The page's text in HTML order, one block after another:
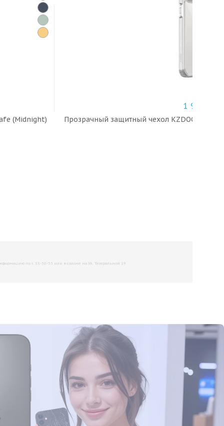
(Midnight)
1 990
Прозрачный защитный чехол KZDOO
по т. 33-50-55 или в салоне на Ул. Театральной 19